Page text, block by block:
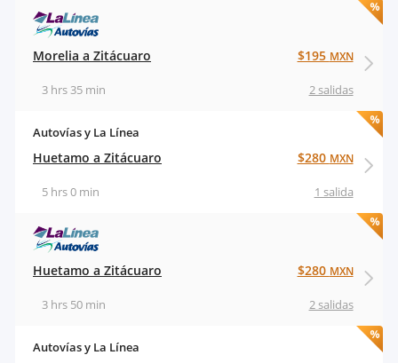
Morelia a Zitácuaro
2 salidas
3 hrs 35 min
$195 MXN
Autovías y La Línea
Huetamo a Zitácuaro
1 salida
5 hrs 0 min
$280 MXN
Huetamo a Zitácuaro
2 salidas
3 hrs 50 min
$280 MXN
Autovías y La Línea